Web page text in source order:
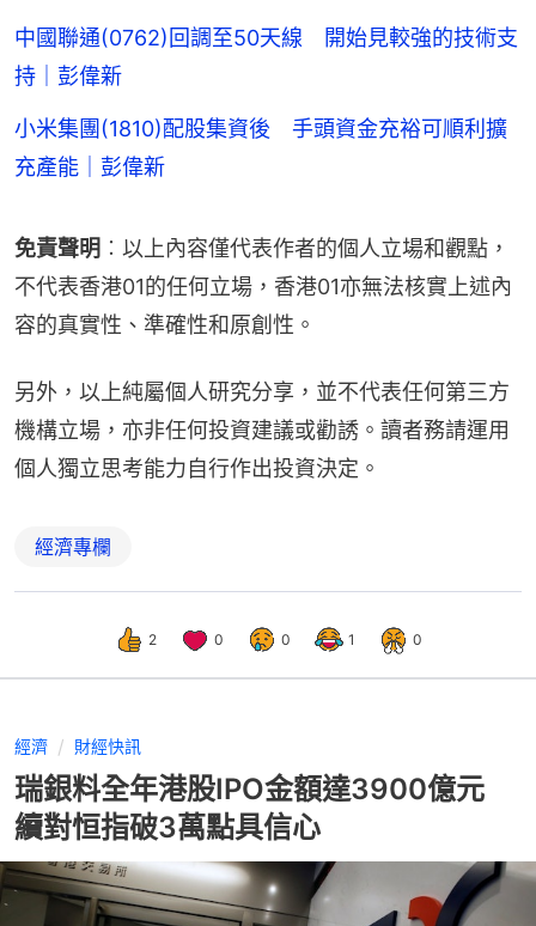
中國聯通(0762)回調至50天線 開始見較強的技術支
持｜彭偉新
小米集團(1810)配股集資後 手頭資金充裕可順利擴
充產能｜彭偉新
免責聲明 ︰以上內容僅代表作者的個人立場和觀點，
不代表香港01的任何立場，香港01亦無法核實上述內
容的真實性、準確性和原創性。
另外，以上純屬個人研究分享，並不代表任何第三方
機構立場，亦非任何投資建議或勸誘。讀者務請運用
個人獨立思考能力自行作出投資決定。
經濟專欄
2 0 0 1 0
經濟 財經快訊
瑞銀料全年港股IPO金額達3900億元
續對恒指破3萬點具信心